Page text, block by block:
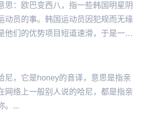
思：欧巴变西八，指一些‌‌‌‌‌‌‌‌‌‌‌‌韩国明星阴
动员的事。韩国运动员因犯规而无缘
他们的优势项目短道速滑，于是一些
尼，它是honey的音译，意思是指亲
网络上一般别人说的哈尼，都是指亲
。...